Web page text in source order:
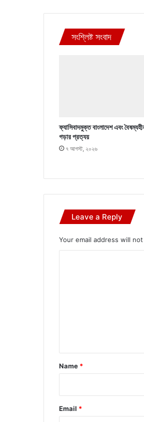
সংশ্লিষ্ট সংবাদ
ফ্যাসিবাদমুক্ত বাংলাদেশ এবং
গড়ার প্রত্যয়
৭ আগস্ট, ২০২৬
Leave a Reply
Your email address will
*
Name *
Email *